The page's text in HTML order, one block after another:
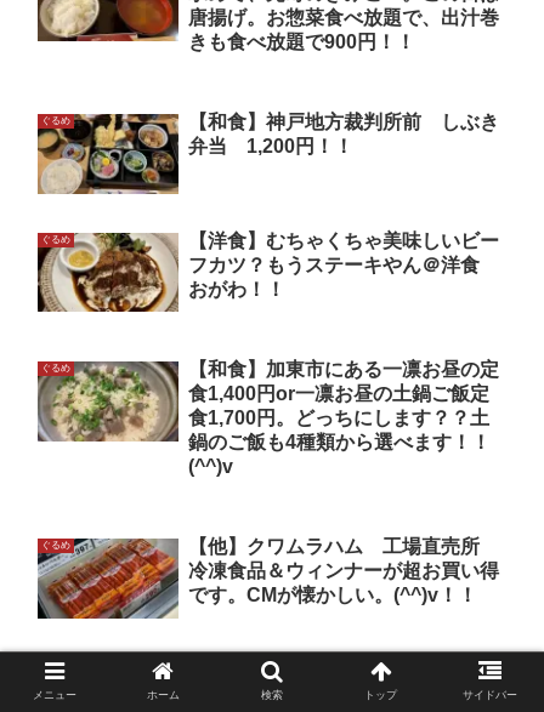
唐揚げ。お惣菜食べ放題で、出汁巻
きも食べ放題で900円！！
ぐるめ
【和食】神戸地方裁判所前 しぶき
弁当 1,200円！！
ぐるめ
【洋食】むちゃくちゃ美味しいビー
フカツ？もうステーキやん＠洋食
おがわ！！
ぐるめ
【和食】加東市にある一凛お昼の定
食1,400円or一凛お昼の土鍋ご飯定
食1,700円。どっちにします？？土
鍋のご飯も4種類から選べます！！
(^^)v
ぐるめ
【他】クワムラハム 工場直売所
冷凍食品＆ウィンナーが超お買い得
です。CMが懐かしい。(^^)v！！
ぐるめ
【肉】再訪 妓おん。850円でこの
焼肉定食。三宮ではあり得ないで
メニュー ホーム 検索 トップ サイドバー